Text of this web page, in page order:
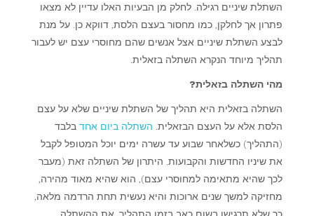
השתלת שיניים רגילה. לחלק מן הבעיות האלו עדיין לא מצאו
פתרון אך לחלקן, כמו מחסור בעצם הלסת, דווקא כן. על מנת
לבצע השתלת שיניים אצל אנשים שהם מחוסרי עצם יש לעבור
תהליך מיוחד הנקרא השתלה בזאלית.
מהי השתלה בזאלית?
השתלה בזאלית היא תהליך של השתלת שיניים שלא על עצם
הלסת אלא על העצם הבזאלית. השתלה ביום אחד בלבד
(התהליך) כשלאחר שבוע עד עשרה ימים יוכל המטופל לקבל
את שיניו החדשות והקבועות. היתרון של השתלה זאת (מעבר
לכך שהיא מתאימה למחוסרי עצם), הוא שהיא מאוד מהירה,
מחזיקה למשך שנים ארוכות והיא נעשית תחת הרדמה מלאה,
כך שלא תרגישו בשום כאב בזמן התהליך. את ההשתלה